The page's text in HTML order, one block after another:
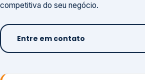
competitiva do seu negócio.
Entre em contato